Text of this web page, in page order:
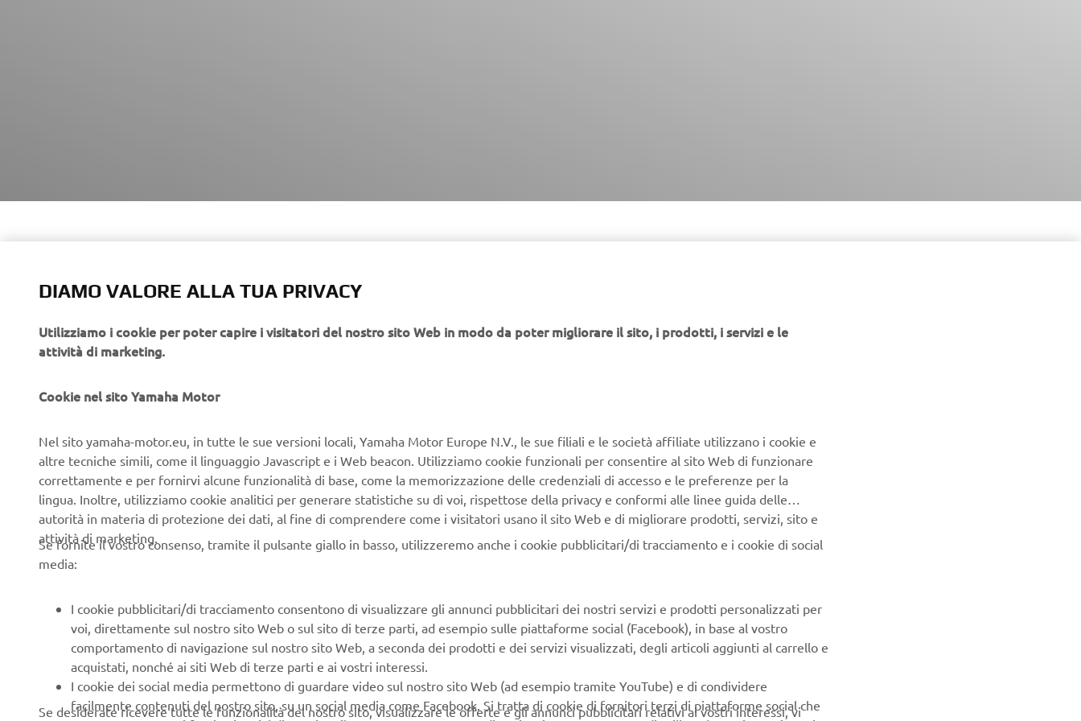
same time they offer exciting performances with great maneuverability
The racing metal inspired Garage Metal color will be available from March 2019.
The authentic and timeless style of the XSR Sport Heritage models will be enhanced
in 2019 with a strikingGarage Metalcolor scheme, inspired by the red-white fairing
that became famous by Yamaha's GP-winning engines in the 70s.
Yamaha has become the most exciting and innovative brand on the market. Moreover,
the vintage theme is accentuated by red stitching in the saddle.
DIAMO VALORE ALLA TUA PRIVACY
Utilizziamo i cookie per poter capire i visitatori del nostro sito Web in modo da poter migliorare il sito, i prodotti, i servizi e le
attività di marketing.
Cookie nel sito Yamaha Motor
Nel sito yamaha-motor.eu, in tutte le sue versioni locali, Yamaha Motor Europe N.V., le sue filiali e le società affiliate utilizzano i cookie e
altre tecniche simili, come il linguaggio Javascript e i Web beacon. Utilizziamo cookie funzionali per consentire al sito Web di funzionare
correttamente e per fornirvi alcune funzionalità di base, come la memorizzazione delle credenziali di accesso e le preferenze per la
lingua. Inoltre, utilizziamo cookie analitici per generare statistiche su di voi, rispettose della privacy e conformi alle linee guida delle
autorità in materia di protezione dei dati, al fine di comprendere come i visitatori usano il sito Web e di migliorare prodotti, servizi, sito e
attività di marketing.
Se fornite il vostro consenso, tramite il pulsante giallo in basso, utilizzeremo anche i cookie pubblicitari/di tracciamento e i cookie di social
media:
I cookie pubblicitari/di tracciamento consentono di visualizzare gli annunci pubblicitari dei nostri servizi e prodotti personalizzati per
voi, direttamente sul nostro sito Web o sul sito di terze parti, ad esempio sulle piattaforme social (Facebook), in base al vostro
comportamento di navigazione sul nostro sito Web, a seconda dei prodotti e dei servizi visualizzati, degli articoli aggiunti al carrello e
acquistati, nonché ai siti Web di terze parti e ai vostri interessi.
I cookie dei social media permettono di guardare video sul nostro sito Web (ad esempio tramite YouTube) e di condividere
facilmente contenuti del nostro sito, su un social media come Facebook. Si tratta di cookie di fornitori terzi di piattaforme social che
Se desiderate ricevere tutte le funzionalità del nostro sito, visualizzare le offerte e gli annunci pubblicitari relativi ai vostri interessi, vi